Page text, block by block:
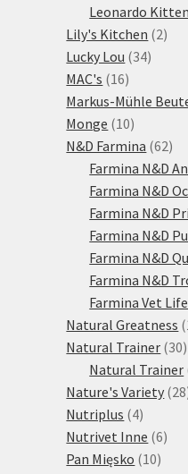
Leonardo Kitten
Lily's Kitchen 22
Lucky Lou 3434
MAC's 1616
produktů
Markus-Mühle
Monge 1010
produktů
N&D Farmina 6262
Farmina N&D
Farmina N&D
Farmina N&D
Farmina N&D
Farmina N&D
Farmina N&D
Farmina Vet
Natural Greatness
Natural Trainer 3030
Natural Trainer
Nature's Variety 28
Nutriplus 44
produkty
Nutrivet Inne 66
Pan Mięsko 1010